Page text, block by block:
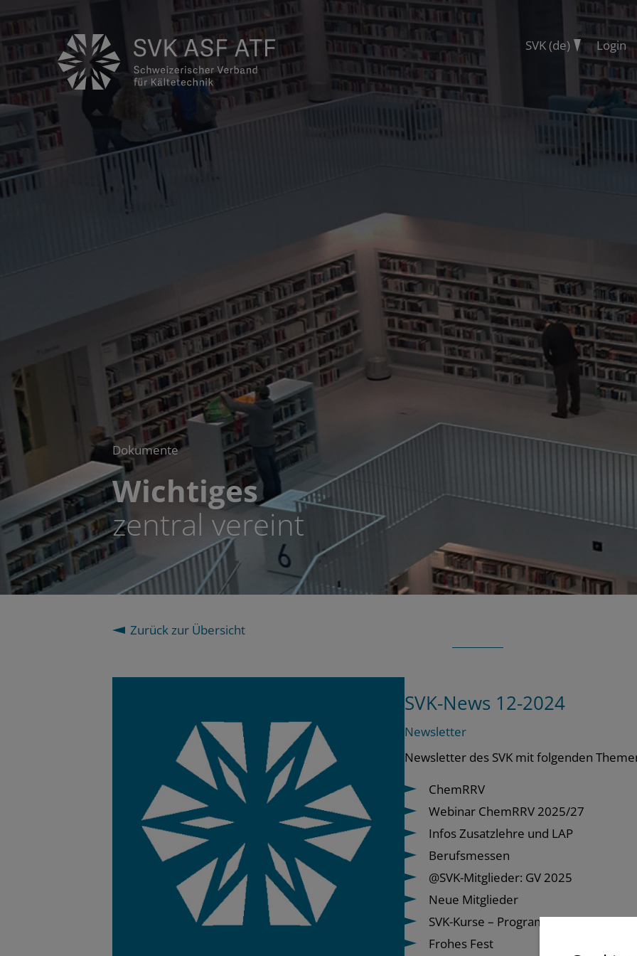
SVK (de) Login
Dokumente
Wichtiges
zentral vereint
Zurück zur Übersicht
SVK-News 12-2024
Newsletter
Newsletter des SVK mit folgenden
ChemRRV
Webinar ChemRRV 2025/27
Infos Zusatzlehre und LAP
Berufsmessen
@SVK-Mitglieder: GV 2025
Neue Mitglieder
SVK-Kurse – Programm 2025
Frohes Fest